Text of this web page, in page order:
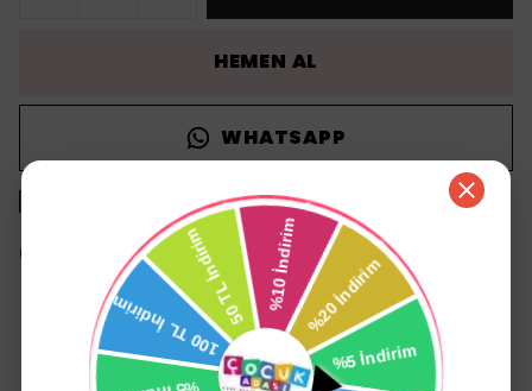
HEMEN AL
WHATSAPP
1500 TL üzeri ücretsiz kargo
14 gün içinde iade değişim
Ürün Açıklaması